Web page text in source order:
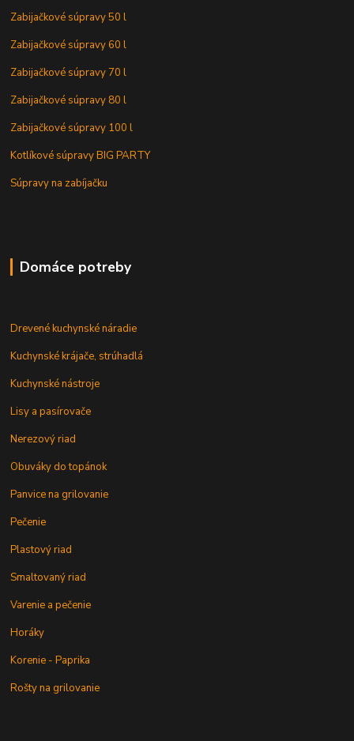
Zabijačkové súpravy 50 l
Zabijačkové súpravy 60 l
Zabijačkové súpravy 70 l
Zabijačkové súpravy 80 l
Zabijačkové súpravy 100 l
Kotlíkové súpravy BIG PARTY
Súpravy na zabíjačku
Domáce potreby
Drevené kuchynské náradie
Kuchynské krájače, strúhadlá
Kuchynské nástroje
Lisy a pasírovače
Nerezový riad
Obuváky do topánok
Panvice na grilovanie
Pečenie
Plastový riad
Smaltovaný riad
Varenie a pečenie
Horáky
Korenie - Paprika
Rošty na grilovanie